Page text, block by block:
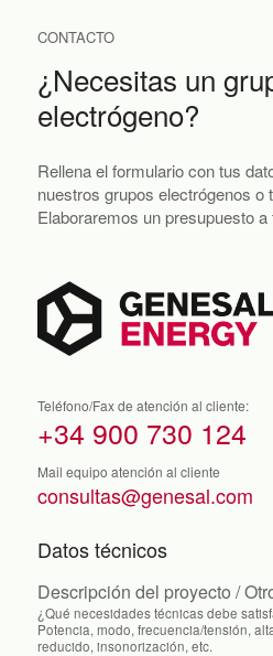
CONTACTO
¿Necesitas un
electrógeno?
Rellena el formulario con tus
nuestros grupos electrógenos o
Elaboraremos un presupuesto a
Teléfono/Fax de atención al cliente:
+34 900 730 124
Mail equipo atención al cliente
consultas@genesal.com
Datos técnicos
Descripción del proyecto /
¿Qué necesidades técnicas debe
Potencia, modo, frecuencia/tensión,
reducido, insonorización, etc.